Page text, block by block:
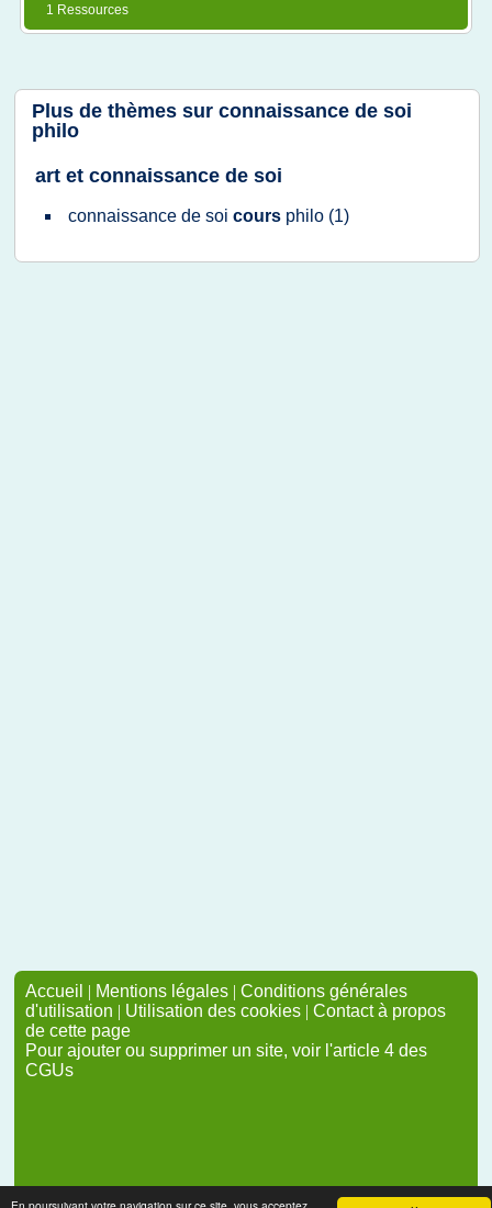
1 Ressources
Plus de thèmes sur connaissance de soi
philo
art et connaissance de soi
connaissance de soi cours philo (1)
Accueil | Mentions légales | Conditions générales
d'utilisation | Utilisation des cookies | Contact à propos
de cette page
Pour ajouter ou supprimer un site, voir l'article 4 des
CGUs